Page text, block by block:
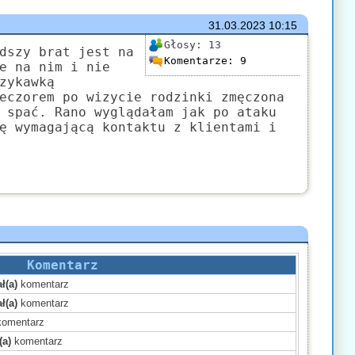
31.03.2023 10:15
Głosy: 13
Komentarze: 9
brat jest na
na nim i nie
po wizycie rodzinki zmęczona
spać. Rano wyglądałam jak po ataku
wymagającą kontaktu z klientami i
Komentarz
komentarz
komentarz
komentarz